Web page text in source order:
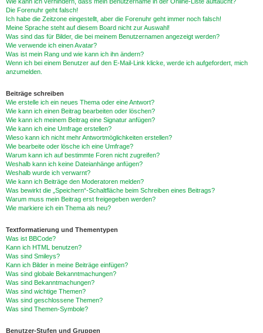
Die Forenuhr geht falsch!
Ich habe die Zeitzone eingestellt, aber die Forenuhr geht immer noch falsch!
Meine Sprache steht auf diesem Board nicht zur Auswahl!
Was sind das für Bilder, die bei meinem Benutzernamen angezeigt werden?
Wie verwende ich einen Avatar?
Was ist mein Rang und wie kann ich ihn ändern?
Wenn ich bei einem Benutzer auf den E-Mail-Link klicke, werde ich aufgefordert, mich
anzumelden.
Beiträge schreiben
Wie erstelle ich ein neues Thema oder eine Antwort?
Wie kann ich einen Beitrag bearbeiten oder löschen?
Wie kann ich meinem Beitrag eine Signatur anfügen?
Wie kann ich eine Umfrage erstellen?
Wieso kann ich nicht mehr Antwortmöglichkeiten erstellen?
Wie bearbeite oder lösche ich eine Umfrage?
Warum kann ich auf bestimmte Foren nicht zugreifen?
Weshalb kann ich keine Dateianhänge anfügen?
Weshalb wurde ich verwarnt?
Wie kann ich Beiträge den Moderatoren melden?
Was bewirkt die „Speichern“-Schaltfläche beim Schreiben eines Beitrags?
Warum muss mein Beitrag erst freigegeben werden?
Wie markiere ich ein Thema als neu?
Textformatierung und Thementypen
Was ist BBCode?
Kann ich HTML benutzen?
Was sind Smileys?
Kann ich Bilder in meine Beiträge einfügen?
Was sind globale Bekanntmachungen?
Was sind Bekanntmachungen?
Was sind wichtige Themen?
Was sind geschlossene Themen?
Was sind Themen-Symbole?
Benutzer-Stufen und Gruppen